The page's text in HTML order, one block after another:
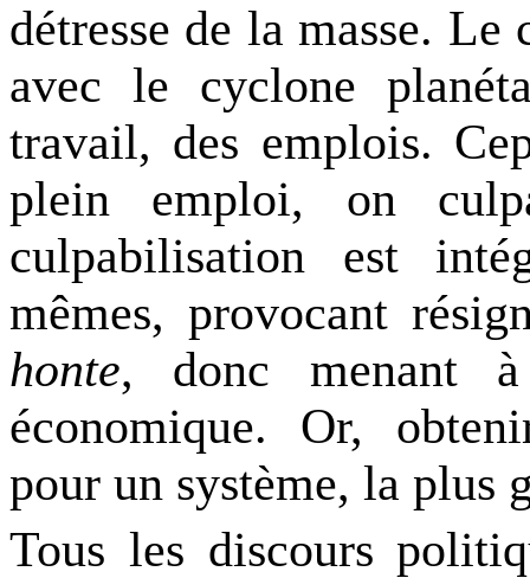
détresse de la masse.
avec le cyclone
travail, des emplois.
plein emploi, on
culpabilisation est
mêmes, provocant
honte, donc
économique. Or,
pour un système, la plus
Tous les discours